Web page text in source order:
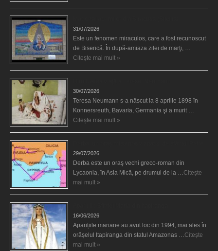
31/07/2026
Este un fenomen miraculos, care a fost recunoscut
de Biserică. În după-amiaza zilei de marţi, …
Citește mai mult »
30/07/2026
Teresa Neumann s-a născut la 8 aprilie 1898 în
Konnersreuth, Bavaria, Germania şi a murit …
Citește mai mult »
29/07/2026
Derba este un oraş vechi greco-roman din
Lycaonia, în Asia Mică, pe drumul de la …Citește
mai mult »
16/06/2026
Aparițiile mariane au avut loc din 1994, mai ales în
orășelul Itapiranga din statul Amazonas …Citește
mai mult »